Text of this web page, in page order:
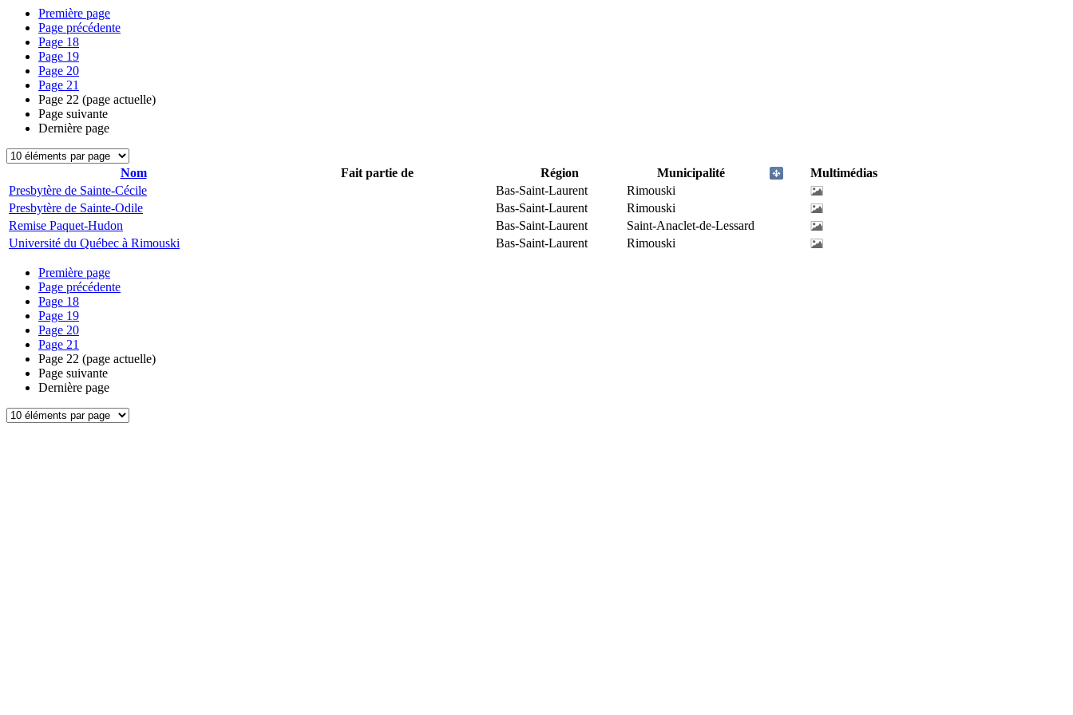
Première page
Page précédente
Page 18
Page 19
Page 20
Page 21
Page 22 (page actuelle)
Page suivante
Dernière page
Nom Fait partie de Région Municipalité
Multimédias
Presbytère de Sainte-Cécile
Bas-Saint-Laurent
Rimouski
Presbytère de Sainte-Odile
Bas-Saint-Laurent
Rimouski
Remise Paquet-Hudon
Bas-Saint-Laurent
Saint-Anaclet-de-Lessard
Université du Québec à Rimouski
Bas-Saint-Laurent Rimouski
Première page
Page précédente
Page 18
Page 19
Page 20
Page 21
Page 22 (page actuelle)
Page suivante
Dernière page